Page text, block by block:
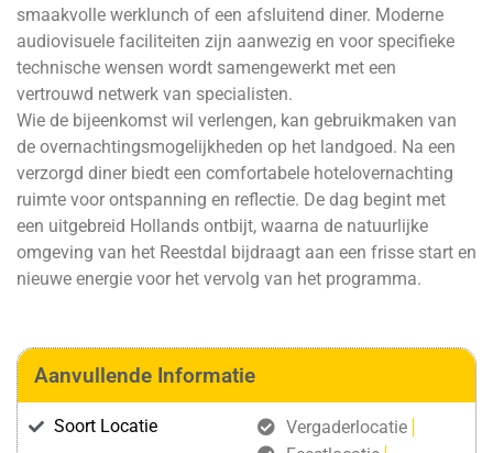
smaakvolle werklunch of een afsluitend diner. Moderne
audiovisuele faciliteiten zijn aanwezig en voor specifieke
technische wensen wordt samengewerkt met een
vertrouwd netwerk van specialisten.
Wie de bijeenkomst wil verlengen, kan gebruikmaken van
de overnachtingsmogelijkheden op het landgoed. Na een
verzorgd diner biedt een comfortabele hotelovernachting
ruimte voor ontspanning en reflectie. De dag begint met
een uitgebreid Hollands ontbijt, waarna de natuurlijke
omgeving van het Reestdal bijdraagt aan een frisse start en
nieuwe energie voor het vervolg van het programma.
Aanvullende Informatie
Soort Locatie
Vergaderlocatie